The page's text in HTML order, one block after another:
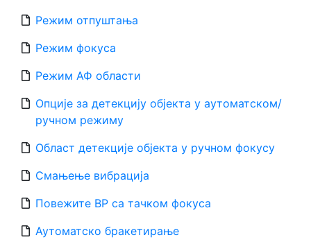
Режим отпуштања
Режим фокуса
Режим АФ области
Опције за детекцију објекта у аутоматском/
ручном режиму
Област детекције објекта у ручном фокусу
Смањење вибрација
Повежите ВР са тачком фокуса
Аутоматско брaкетирање